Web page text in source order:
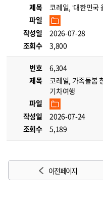
제목
코레일, ‘대한민국
파일
작성일
2026-07-28
조회수
3,800
번호
6,304
제목
코레일, 가족돌봄
기차여행
파일
작성일
2026-07-24
조회수
5,189
이전 페이지